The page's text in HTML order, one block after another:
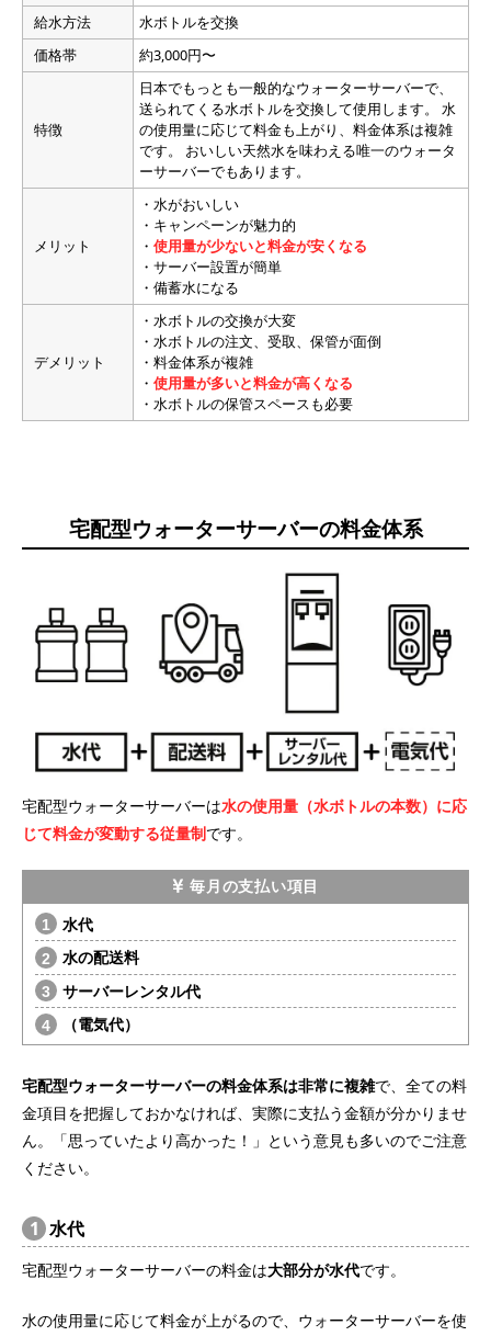
給水方法
水ボトルを交換
価格帯
約3,000円〜
特徴
日本でもっとも一般的なウォーターサーバーで、
送られてくる水ボトルを交換して使用します。 水
の使用量に応じて料金も上がり、料金体系は複雑
です。 おいしい天然水を味わえる唯一のウォータ
ーサーバーでもあります。
メリット
・水がおいしい
・キャンペーンが魅力的
・ 使用量が少ないと料金が安くなる
・サーバー設置が簡単
・備蓄水になる
デメリット
・水ボトルの交換が大変
・水ボトルの注文、受取、保管が面倒
・料金体系が複雑
・ 使用量が多いと料金が高くなる
・水ボトルの保管スペースも必要
宅配型ウォーターサーバーの料金体系
宅配型ウォーターサーバーは水の使用量（水ボトルの本数）に応
じて料金が変動する従量制です。
毎月の支払い項目
水代
水の配送料
サーバーレンタル代
（電気代）
宅配型ウォーターサーバーの料金体系は非常に複雑で、全ての料
金項目を把握しておかなければ、実際に支払う金額が分かりませ
ん。「思っていたより高かった！」という意見も多いのでご注意
ください。
1 水代
宅配型ウォーターサーバーの料金は大部分が水代です。
水の使用量に応じて料金が上がるので、ウォーターサーバーを使